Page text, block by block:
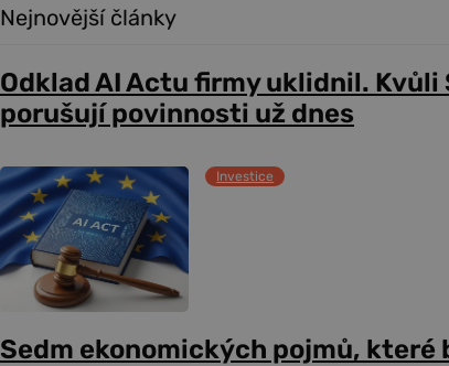
Nejnovější články
Odklad AI Actu firmy uklidnil. Kvůli
porušují povinnosti už dnes
Investice
Sedm ekonomických pojmů, které